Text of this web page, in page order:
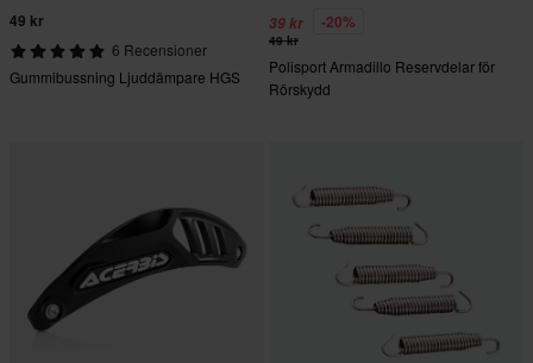
49 kr
6 Recensioner
Gummibussning Ljuddämpare HGS
39 kr -20%
49 kr
Polisport Armadillo Reservdelar för
Rörskydd